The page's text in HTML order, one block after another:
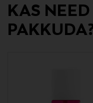
11
KAS